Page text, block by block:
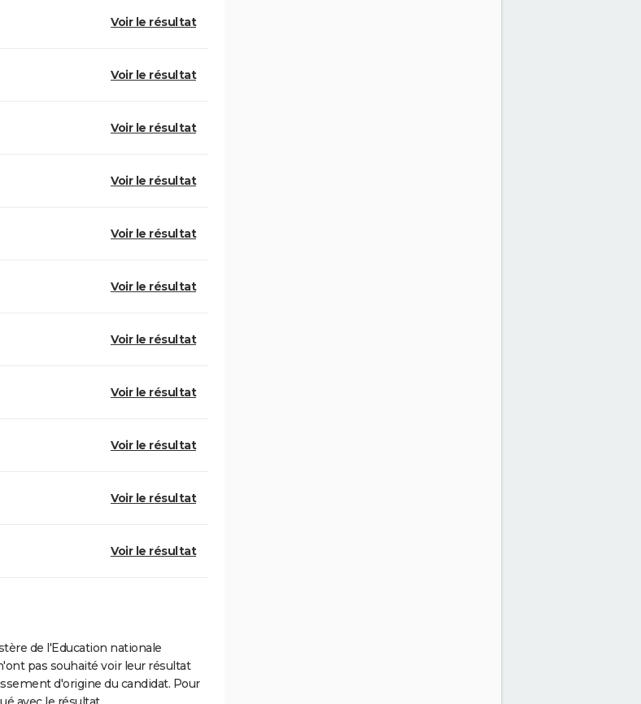
Voir le résultat
Voir le résultat
Voir le résultat
Voir le résultat
Voir le résultat
Voir le résultat
Voir le résultat
Voir le résultat
Voir le résultat
Voir le résultat
Voir le résultat
de l'Education nationale
pas souhaité voir leur résultat
d'origine du candidat. Pour